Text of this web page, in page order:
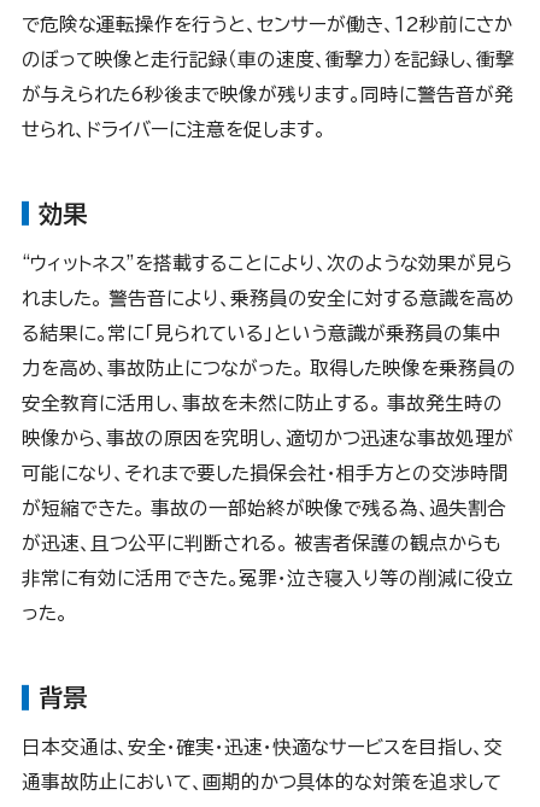
で危険な運転操作を行うと、センサーが働き、１2秒前にさか
のぼって映像と走行記録（車の速度、衝撃力）を記録し、衝撃
が与えられた6秒後まで映像が残ります。同時に警告音が発
せられ、ドライバーに注意を促します。
効果
“ウィットネス”を搭載することにより、次のような効果が見ら
れました。 警告音により、乗務員の安全に対する意識を高め
る結果に。常に「見られている」という意識が乗務員の集中
力を高め、事故防止につながった。 取得した映像を乗務員の
安全教育に活用し、事故を未然に防止する。 事故発生時の
映像から、事故の原因を究明し、適切かつ迅速な事故処理が
可能になり、それまで要した損保会社・相手方との交渉時間
が短縮できた。 事故の一部始終が映像で残る為、過失割合
が迅速、且つ公平に判断される。 被害者保護の観点からも
非常に有効に活用できた。冤罪・泣き寝入り等の削減に役立
った。
背景
日本交通は、安全・確実・迅速・快適なサービスを目指し、交
通事故防止において、画期的かつ具体的な対策を追求して